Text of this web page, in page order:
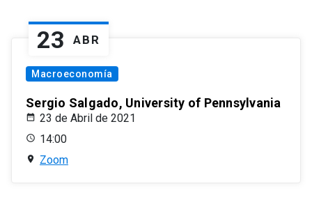
23 ABR
Macroeconomía
Sergio Salgado, University of Pennsylvania
23 de Abril de 2021
14:00
Zoom